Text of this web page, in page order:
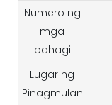
Numero ng
mga
bahagi
Lugar ng
Pinagmulan